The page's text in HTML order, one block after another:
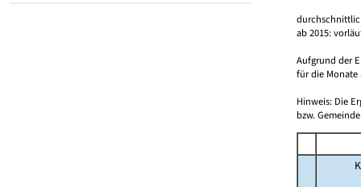
ab 2015:
Aufgrund der
für die Monate
Hinweis: Die
bzw.